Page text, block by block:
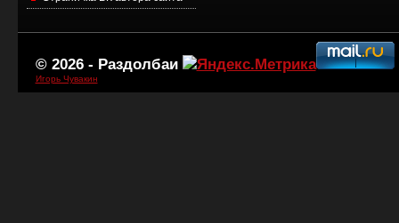
© 2026 - Раздолбаи
Игорь Чувакин